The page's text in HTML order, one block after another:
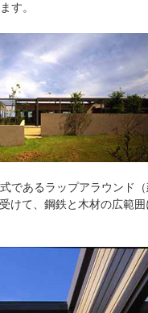
す。
であるラップアラウンド
けて、鋼鉄と木材の広範